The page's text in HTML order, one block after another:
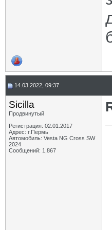
14.03.2022, 09:37
Sicilla
Продвинутый
Регистрация: 02.01.2017
Адрес: г.Пермь
Автомобиль: Vesta NG Cross SW
2024
Сообщений: 1,867